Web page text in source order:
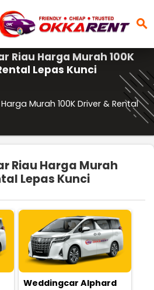
search
Riau Harga Murah 100K
Lepas Kunci
Murah 100K Driver & Rental
Riau Harga Murah
Lepas Kunci
Weddingcar Alphard